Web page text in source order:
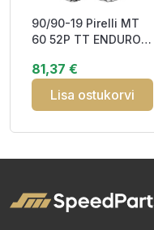
90/90-19 Pirelli MT
60 52P TT ENDURO
DualPurpos
81,37 €
Lisa ostukorvi